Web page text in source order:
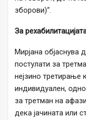
зборови)“.
За
Мирјана објаснува
постулати за
нејзино третирање
индивидуален,
за третман на
дека јачината или